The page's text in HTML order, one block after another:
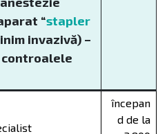
“stapler
invazivă) –
începan
d de la